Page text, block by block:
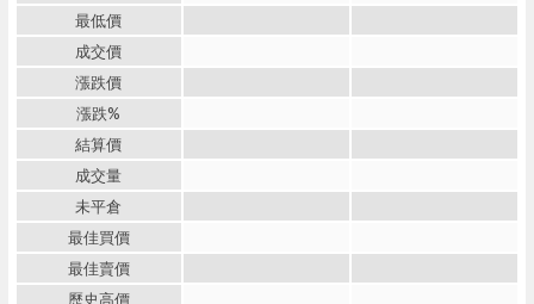
最低價
成交價
漲跌價
漲跌%
結算價
成交量
未平倉
最佳買價
最佳賣價
歷史高價